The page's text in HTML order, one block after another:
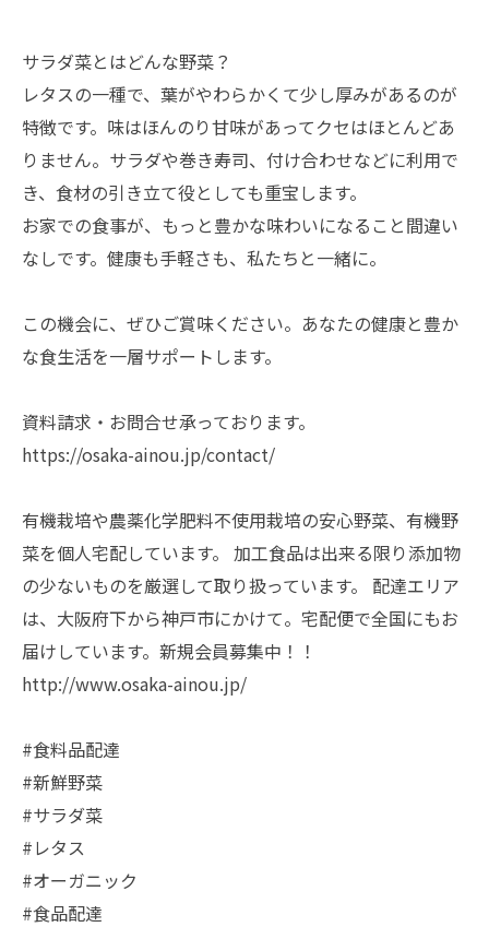
サラダ菜とはどんな野菜？
レタスの一種で、葉がやわらかくて少し厚みがあるのが
特徴です。味はほんのり甘味があってクセはほとんどあ
りません。サラダや巻き寿司、付け合わせなどに利用で
き、食材の引き立て役としても重宝します。
お家での食事が、もっと豊かな味わいになること間違い
なしです。健康も手軽さも、私たちと一緒に。
この機会に、ぜひご賞味ください。あなたの健康と豊か
な食生活を一層サポートします。
資料請求・お問合せ承っております。
https://osaka-ainou.jp/contact/
有機栽培や農薬化学肥料不使用栽培の安心野菜、有機野
菜を個人宅配しています。 加工食品は出来る限り添加物
の少ないものを厳選して取り扱っています。 配達エリア
は、大阪府下から神戸市にかけて。宅配便で全国にもお
届けしています。新規会員募集中！！
http://www.osaka-ainou.jp/
#食料品配達
#新鮮野菜
#サラダ菜
#レタス
#オーガニック
#食品配達